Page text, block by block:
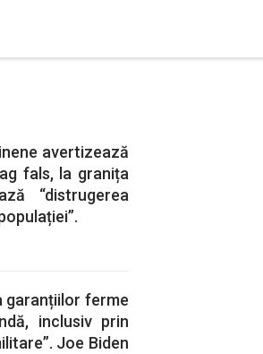
avertizează
fals, la granița
“distrugerea
garanțiilor ferme
inclusiv prin
Joe Biden